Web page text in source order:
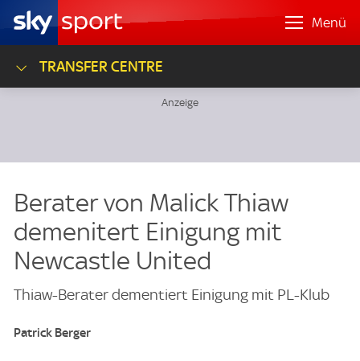
Menü
TRANSFER CENTRE
Berater von Malick Thiaw
demenitert Einigung mit
Newcastle United
Thiaw-Berater dementiert Einigung mit PL-Klub
Patrick Berger